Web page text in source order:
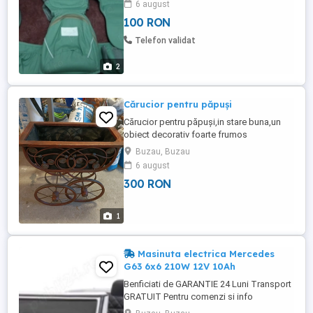
2
6 august
100 RON
Telefon validat
1
Cărucior pentru păpuși
Cărucior pentru păpuși,in stare buna,un
obiect decorativ foarte frumos
Buzau, Buzau
6 august
300 RON
Masinuta electrica Mercedes
G63 6x6 210W 12V 10Ah
Benficiati de GARANTIE 24 Luni Transport
GRATUIT Pentru comenzi si info
contactati-ne Masinuta electrica